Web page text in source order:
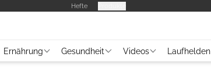
Hefte
Ernährung Gesundheit Videos Laufhelden